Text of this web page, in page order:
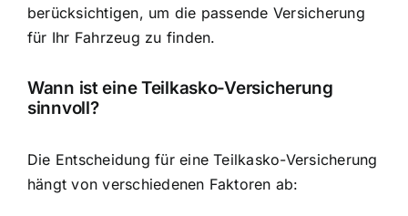
berücksichtigen, um die passende Versicherung
für Ihr Fahrzeug zu finden.
Wann ist eine Teilkasko-Versicherung
sinnvoll?
Die Entscheidung für eine Teilkasko-Versicherung
hängt von verschiedenen Faktoren ab: